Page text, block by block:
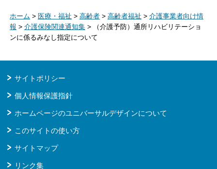
ホーム > 医療・福祉 > 高齢者 > 高齢者福祉 > 介護事業者向け情
報 > 介護保険関連通知集 > （介護予防）通所リハビリテーショ
ンに係るみなし指定について
サイトポリシー
個人情報保護指針
ホームページのユニバーサルデザインについて
このサイトの使い方
サイトマップ
リンク集